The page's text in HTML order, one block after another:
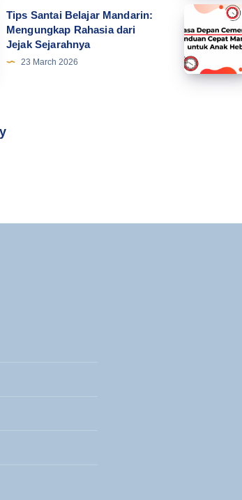
Lucu
Mahasiswa
Terbaru
Tips Santai Belajar Mandarin:
Mengungkap Rahasia dari
Jejak Sejarahnya
23 March 2026
Masa
Depan
Cemerlang:
Panduan